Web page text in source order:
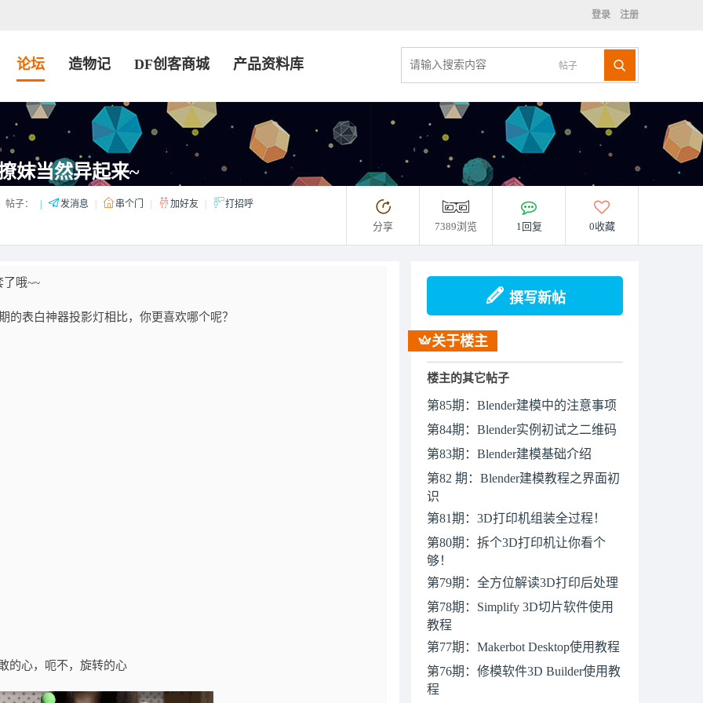
登录 注册
帖子
论坛 造物记 DF创客商城 产品资料库
妹当然异起来~
帖子： 发消息 串个门 加好友 打招呼
分享 7389浏览 1回复 0收藏
了哦~~
表白神器投影灯相比，你更喜欢哪个呢？
的心，呃不，旋转的心
撰写新帖
关于楼主
楼主的其它帖子
第85期：Blender建模中的注意事项
第84期：Blender实例初试之二维码
第83期：Blender建模基础介绍
第82 期：Blender建模教程之界面初
识
第81期：3D打印机组装全过程！
第80期：拆个3D打印机让你看个
够！
第79期：全方位解读3D打印后处理
第78期：Simplify 3D切片软件使用
教程
第77期：Makerbot Desktop使用教程
第76期：修模软件3D Builder使用教
程